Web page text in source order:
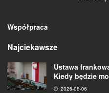
Współpraca
Najciekawsze
Ustawa
Kiedy będzie
2026-08-06